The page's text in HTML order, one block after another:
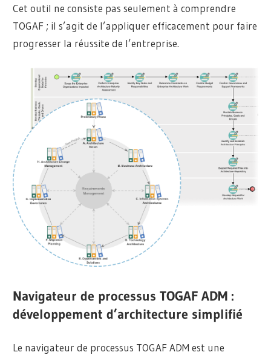
Cet outil ne consiste pas seulement à comprendre
TOGAF ; il s’agit de l’appliquer efficacement pour faire
progresser la réussite de l’entreprise.
Navigateur de processus TOGAF ADM :
développement d’architecture simplifié
Le navigateur de processus TOGAF ADM est une